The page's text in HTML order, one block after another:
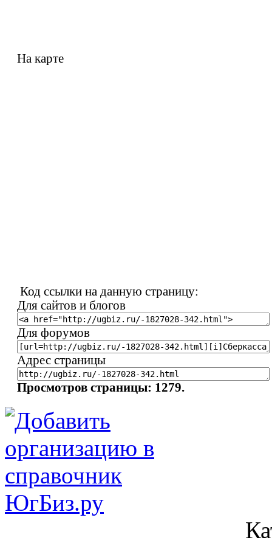
На карте
Код ссылки на данную страницу:
Для сайтов и блогов
Для форумов
Адрес страницы
Просмотров страницы: 1279.